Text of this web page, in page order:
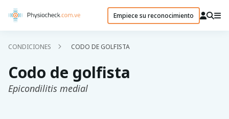
Empiece su reconocimiento
CONDICIONES CODO DE GOLFISTA
Codo de golfista
Epicondilitis medial